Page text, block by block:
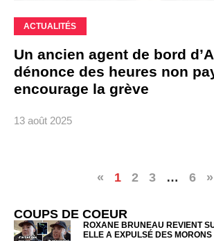
ACTUALITÉS
Un ancien agent de bord
dénonce des heures non
encourage la grève
13 août 2025
« 1 2 3 … 6 »
COUPS DE COEUR
ROXANE BRUNEAU REVIENT
ELLE A EXPULSÉ DES